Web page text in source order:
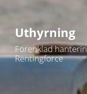
Uthyrning
Förenklad
Rentingforce